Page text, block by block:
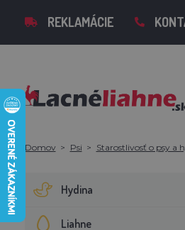
REKLAMÁCIE
Domov Psi Starostlivosť o psy a
Hydina
Liahne